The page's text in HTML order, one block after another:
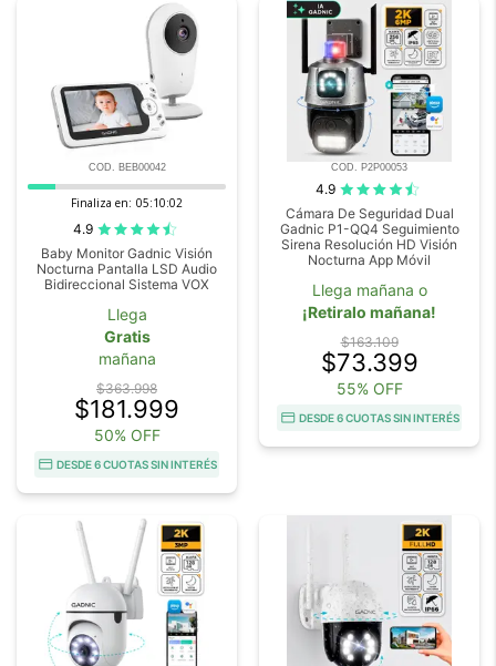
COD. BEB00042
Finaliza en: 05:10:00
4.9
Baby Monitor Gadnic Visión
Nocturna Pantalla LSD Audio
Bidireccional Sistema VOX
Llega
Gratis
mañana
$363.998
$181.999
50% OFF
DESDE 6 CUOTAS SIN INTERÉS
COD. P2P00053
4.9
Cámara De Seguridad Dual
Gadnic P1-QQ4 Seguimiento
Sirena Resolución HD Visión
Nocturna App Móvil
Llega mañana o
¡Retiralo mañana!
$163.109
$73.399
55% OFF
DESDE 6 CUOTAS SIN INTERÉS